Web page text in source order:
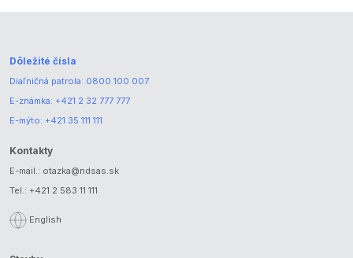
Dôležité čísla
Diaľničná patrola: 0800 100 007
E-známka: +421 2 32 777 777
E-mýto: +421 35 111 111
Kontakty
E-mail.: otazka@ndsas.sk
Tel.: +421 2 583 11 111
English